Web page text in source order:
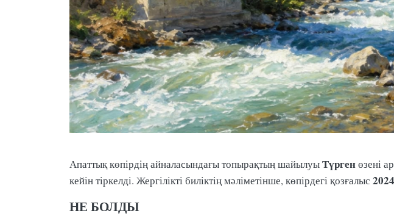
Апаттық көпірдің айналасындағы топырақтың шайылуыТүргенөзені
кейін тіркелді. Жергілікті биліктің мәліметінше, көпірдегі қозғалыс
НЕ БОЛДЫ